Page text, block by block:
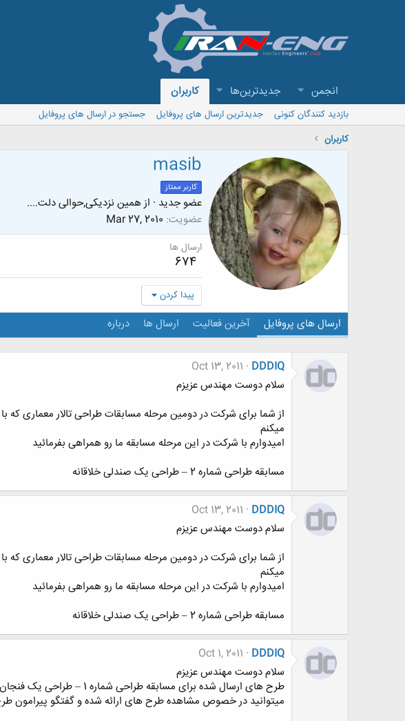
انجمن جدیدترین‌ها کاربران
بازدید کنندگان کنونی جدیدترین ارسال های پروفایل
جستجو در ارسال های پروفایل
کاربران
masib
کاربر ممتاز
عضو جدید · ازهمین نزدیکی,حوالی دلت....
عضویت Mar 27, 2010
ارسال ها
674
پیدا کردن
ارسال های پروفایل آخرین فعالیت ارسال ها درباره
DDDIQ
Oct 13, 2011
سلام دوست مهندس عزیزم
از شما برای شرکت در دومین مرحله مسابقات طراحی تالار معماری
میکنم
امیدوارم با شرکت در این مرحله مسابقه ما رو همراهی بفرمائید
مسابقه طراحی شماره 2 – طراحی یک صندلی خلاقانه
DDDIQ
Oct 13, 2011
سلام دوست مهندس عزیزم
از شما برای شرکت در دومین مرحله مسابقات طراحی تالار معماری
میکنم
امیدوارم با شرکت در این مرحله مسابقه ما رو همراهی بفرمائید
مسابقه طراحی شماره 2 – طراحی یک صندلی خلاقانه
DDDIQ
Oct 1, 2011
سلام دوست مهندس عزیزم
طرح های ارسال شده برای مسابقه طراحی شماره 1 – طراحی یک فنجان خلاقانه در تاپیک قرار داده شده اند
میتوانید در خصوص مشاهده طرح های ارائه شده و گفتگو پیرامون